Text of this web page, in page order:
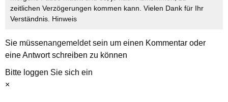
zeitlichen Verzögerungen kommen kann. Vielen Dank für Ihr
Verständnis. Hinweis
Sie müssenangemeldetsein um einen Kommentar oder
eine Antwort schreiben zu können
Bitte loggen Sie sich ein
×